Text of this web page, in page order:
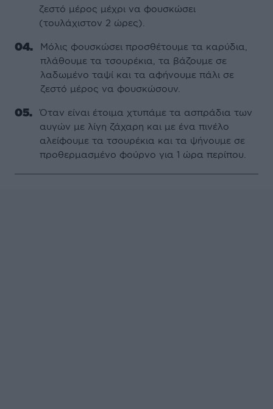
ζεστό μέρος μέχρι να φουσκώσει
(τουλάχιστον 2 ώρες).
Μόλις φουσκώσει προσθέτουμε τα καρύδια,
πλάθουμε τα τσουρέκια, τα βάζουμε σε
λαδωμένο ταψί και τα αφήνουμε πάλι σε
ζεστό μέρος να φουσκώσουν.
Όταν είναι έτοιμα χτυπάμε τα ασπράδια των
αυγών με λίγη ζάχαρη και με ένα πινέλο
αλείφουμε τα τσουρέκια και τα ψήνουμε σε
προθερμασμένο φούρνο για 1 ώρα περίπου.